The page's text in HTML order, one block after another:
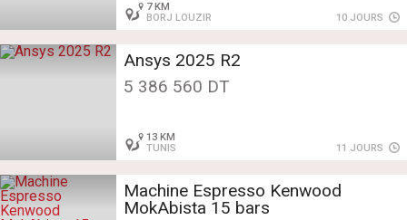
7 KM
BORJ LOUZIR
10 JOURS
Ansys 2025 R2
5 386 560 DT
13 KM
TUNIS
11 JOURS
Machine Espresso Kenwood
MokAbista 15 bars